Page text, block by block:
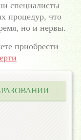
специалисты
процедур, что
но и нервы.
приобрести